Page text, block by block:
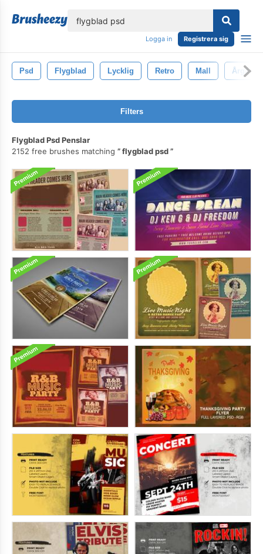
Logga in Registrera sig
Psd Flygblad Lycklig Retro Mall Årgång
Filters
Flygblad Psd Penslar
2152 free brushes matching
flygblad psd